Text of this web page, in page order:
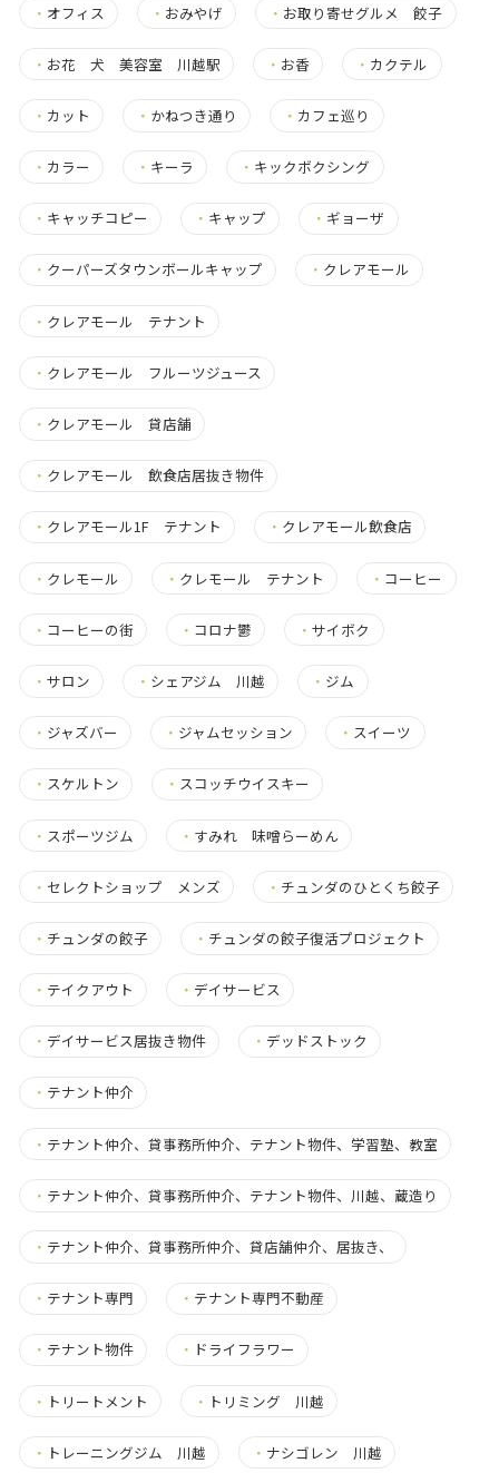
・ オフィス ・ おみやげ ・ お取り寄せグルメ 餃子
・ お花 犬 美容室 川越駅 ・ お香 ・ カクテル
・ カット ・ かねつき通り ・ カフェ巡り
・ カラー ・ キーラ ・ キックボクシング
・ キャッチコピー ・ キャップ ・ ギョーザ
・ クーパーズタウンボールキャップ ・ クレアモール
・ クレアモール テナント
・ クレアモール フルーツジュース
・ クレアモール 貸店舗
・ クレアモール 飲食店居抜き物件
・ クレアモール1F テナント ・ クレアモール飲食店
・ クレモール ・ クレモール テナント ・ コーヒー
・ コーヒーの街 ・ コロナ鬱 ・サイボク
・ サロン ・ シェアジム 川越 ・ ジム
・ ジャズバー ・ ジャムセッション ・ スイーツ
・ スケルトン ・ スコッチウイスキー
・ スポーツジム ・ すみれ 味噌らーめん
・ セレクトショップ メンズ ・ チュンダのひとくち餃子
・ チュンダの餃子 ・ チュンダの餃子復活プロジェクト
・ テイクアウト ・ デイサービス
・ デイサービス居抜き物件 ・ デッドストック
・ テナント仲介
・ テナント仲介、貸事務所仲介、テナント物件、学習塾、教室
・ テナント仲介、貸事務所仲介、テナント物件、川越、蔵造り
・ テナント仲介、貸事務所仲介、貸店舗仲介、居抜き、
・ テナント専門 ・ テナント専門不動産
・ テナント物件 ・ ドライフラワー
・ トリートメント ・ トリミング 川越
・ トレーニングジム 川越 ・ ナシゴレン 川越